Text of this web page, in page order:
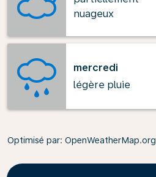
nuageux
mercredi
légère pluie
Optimisé par: OpenWeatherMap.org